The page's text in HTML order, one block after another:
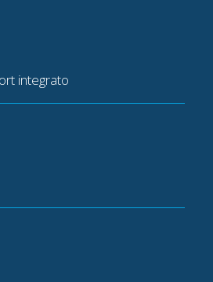
integrato